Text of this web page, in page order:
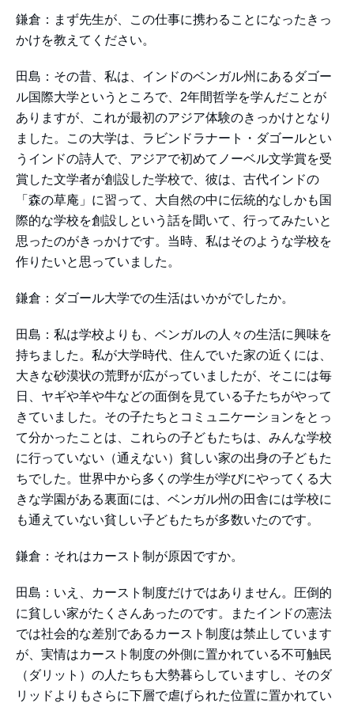
鎌倉：まず先生が、この仕事に携わることになったきっ
かけを教えてください。
田島：その昔、私は、インドのベンガル州にあるダゴー
ル国際大学というところで、2年間哲学を学んだことが
ありますが、これが最初のアジア体験のきっかけとなり
ました。この大学は、ラビンドラナート・ダゴールとい
うインドの詩人で、アジアで初めてノーベル文学賞を受
賞した文学者が創設した学校で、彼は、古代インドの
「森の草庵」に習って、大自然の中に伝統的なしかも国
際的な学校を創設しという話を聞いて、行ってみたいと
思ったのがきっかけです。当時、私はそのような学校を
作りたいと思っていました。
鎌倉：ダゴール大学での生活はいかがでしたか。
田島：私は学校よりも、ベンガルの人々の生活に興味を
持ちました。私が大学時代、住んでいた家の近くには、
大きな砂漠状の荒野が広がっていましたが、そこには毎
日、ヤギや羊や牛などの面倒を見ている子たちがやって
きていました。その子たちとコミュニケーションをとっ
て分かったことは、これらの子どもたちは、みんな学校
に行っていない（通えない）貧しい家の出身の子どもた
ちでした。世界中から多くの学生が学びにやってくる大
きな学園がある裏面には、ベンガル州の田舎には学校に
も通えていない貧しい子どもたちが多数いたのです。
鎌倉：それはカースト制が原因ですか。
田島：いえ、カースト制度だけではありません。圧倒的
に貧しい家がたくさんあったのです。またインドの憲法
では社会的な差別であるカースト制度は禁止しています
が、実情はカースト制度の外側に置かれている不可触民
（ダリット）の人たちも大勢暮らしていますし、そのダ
リッドよりもさらに下層で虐げられた位置に置かれてい